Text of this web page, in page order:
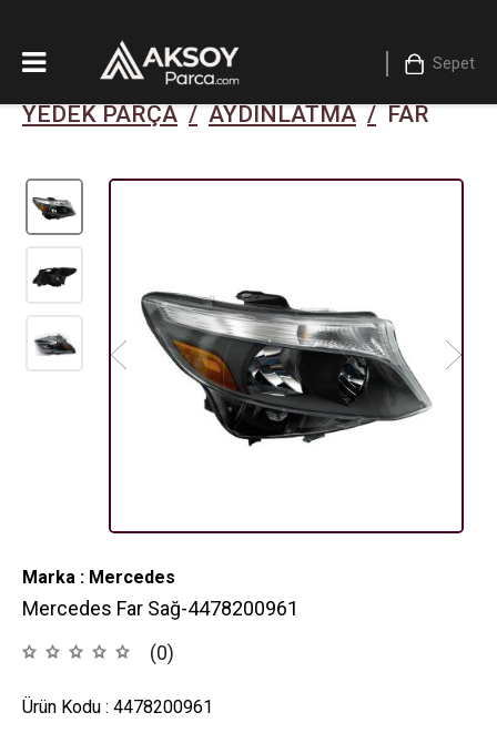
Sepet
YEDEK PARÇA / AYDINLATMA / FAR
Marka : Mercedes
Mercedes Far Sağ-4478200961
(0)
Ürün Kodu : 4478200961